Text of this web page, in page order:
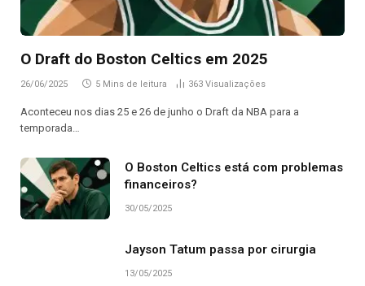
O Draft do Boston Celtics em 2025
26/06/2025 5 Mins de leitura 363 Visualizações
Aconteceu nos dias 25 e 26 de junho o Draft da NBA para a
temporada…
O Boston Celtics está com problemas
financeiros?
30/05/2025
Jayson Tatum passa por cirurgia
13/05/2025